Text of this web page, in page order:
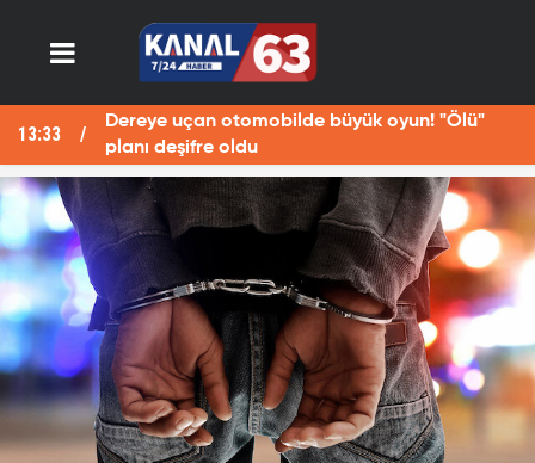
13:33
Dereye uçan otomobilde büyük oyun! "Ölü"
planı deşifre oldu